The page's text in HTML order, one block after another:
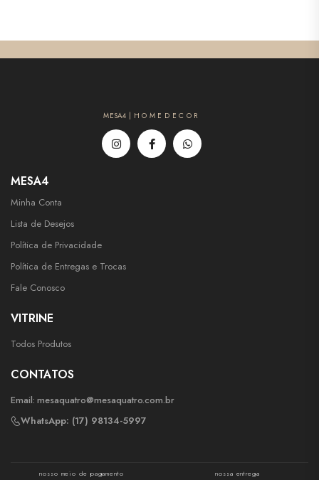
MESA4 | H O M E D E C O R
MESA4
Minha Conta
Lista de Desejos
Política de Privacidade
Política de Entregas e Trocas
Fale Conosco
VITRINE
Todos Produtos
CONTATOS
Email: mesaquatro@mesaquatro.com.br
WhatsApp: (17) 98134-5997
nosso meio de pagamento nossa entrega